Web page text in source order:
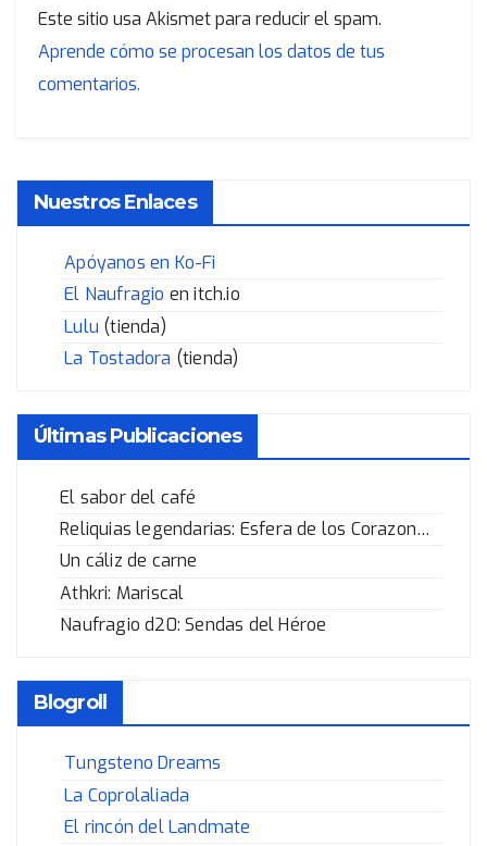
Este sitio usa Akismet para reducir el spam.
Aprende cómo se procesan los datos de tus
comentarios.
Nuestros Enlaces
Apóyanos en Ko-Fi
El Naufragio en itch.io
Lulu (tienda)
La Tostadora (tienda)
Últimas Publicaciones
El sabor del café
Reliquias legendarias: Esfera de los Corazones Rotos
Un cáliz de carne
Athkri: Mariscal
Naufragio d20: Sendas del Héroe
Blogroll
Tungsteno Dreams
La Coprolaliada
El rincón del Landmate